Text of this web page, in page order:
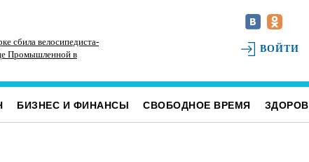
сбила велосипедиста-
Промышленной в
припаркованный автомобиль на улице Шолмова
ВОЙТИ
БИЗНЕС И ФИНАНСЫ СВОБОДНОЕ ВРЕМЯ